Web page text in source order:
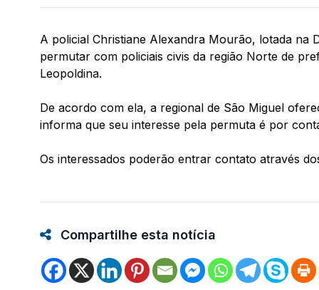
A policial Christiane Alexandra Mourão, lotada na
permutar com policiais civis da região Norte de
Leopoldina.
De acordo com ela, a regional de São Miguel
informa que seu interesse pela permuta é por
Os interessados poderão entrar contato através
Compartilhe esta notícia